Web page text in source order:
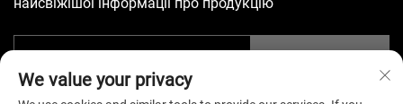
We value your privacy